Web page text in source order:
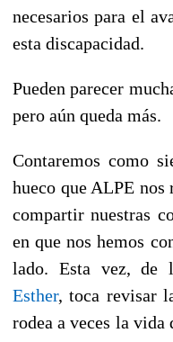
necesarios para el
esta discapacidad.
Pueden parecer
pero aún queda más.
Contaremos como
hueco que ALPE nos
compartir nuestras
en que nos hemos
lado. Esta vez, de
Esther, toca revisar
rodea a veces la